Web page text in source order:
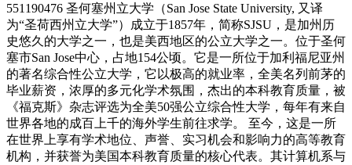
551190476 圣何塞州立大学（San Jose State University, 又译
为“圣荷西州立大学”）成立于1857年，简称SJSU，是加州历
史悠久的大学之一，也是美西地区的公立大学之一。位于圣何
塞市San Jose中心，占地154公顷。它是一所位于加利福尼亚州
的著名综合性公立大学，它以极高的就业率，全美名列前茅的
毕业薪资，浓厚的多元化学术氛围，杰出的本科教育质量，被
《福克斯》杂志评选为全美50强公立综合性大学，每年有来自
世界各地的成百上千的海外学生前往求学。 至今，这是一所
在世界上享有学术地位、声誉、实习机会和影响力的高等教育
机构，并获誉为美国本科教育质量的核心代表。其计算机系与